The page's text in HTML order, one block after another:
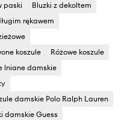
paski
Bluzki z dekoltem
rękawem
koszule
Różowe koszule
lniane damskie
damskie Polo Ralph Lauren
damskie Guess